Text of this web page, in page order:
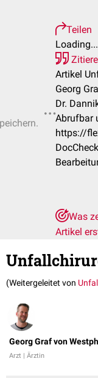
Teilen
Loading...
Artikel
Georg
Dr.
Abrufbar
https://
Was
Artikel
(Weitergeleitet von
Georg Graf von
Arzt | Ärztin